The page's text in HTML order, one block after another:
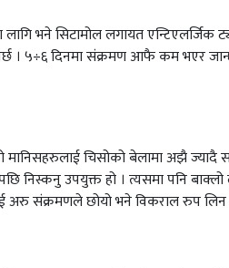
भने सिटामोल लगायत एन्टिएलर्जिक
। ५÷६ दिनमा संक्रमण आफै कम भएर
चिसोको बेलामा अझै ज्यादै
निस्कनु उपयुक्त हो । त्यसमा पनि
अरु संक्रमणले छोयो भने विकराल रुप